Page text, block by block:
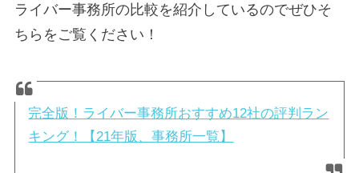
ライバー事務所の比較を紹介しているのでぜひそ
ちらをご覧ください！
完全版！ライバー事務所おすすめ12社の評判ラン
キング！【21年版、事務所一覧】